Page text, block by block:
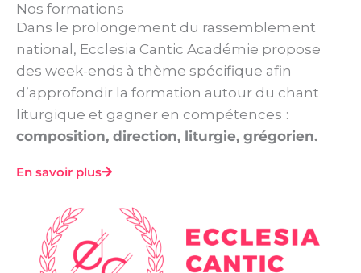
Nos formations
Dans le prolongement du rassemblement
national, Ecclesia Cantic Académie propose
des week-ends à thème spécifique afin
d’approfondir la formation autour du chant
liturgique et gagner en compétences :
composition, direction, liturgie, grégorien.
En savoir plus